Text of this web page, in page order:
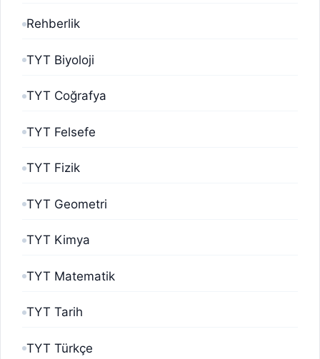
Rehberlik
TYT Biyoloji
TYT Coğrafya
TYT Felsefe
TYT Fizik
TYT Geometri
TYT Kimya
TYT Matematik
TYT Tarih
TYT Türkçe